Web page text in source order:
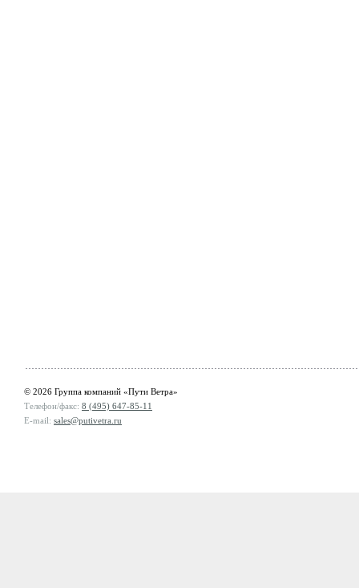
© 2026 Группа компаний «Пути Ветра»
Телефон/факс: 8 (495) 647-85-11
E-mail: sales@putivetra.ru